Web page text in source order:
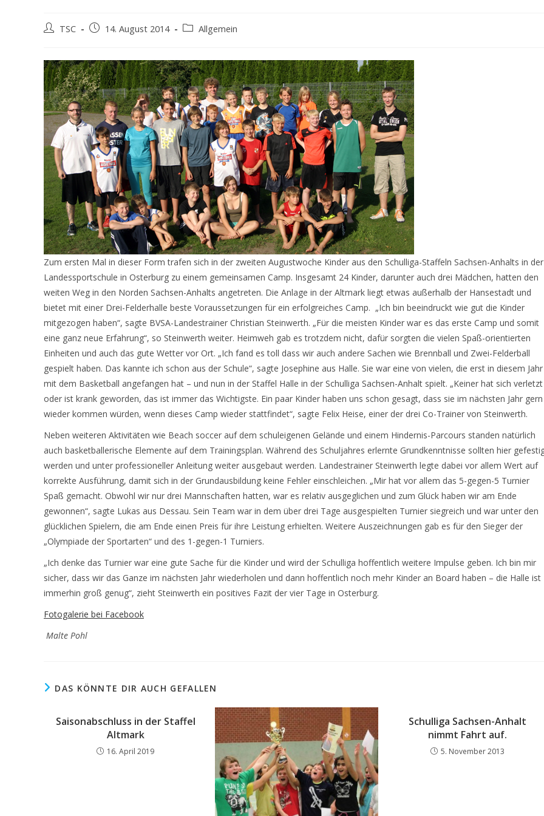
Beitrags-
TSC
Beitrag14. August 2014
Beitrags-
Allgemein
Zum ersten Mal in dieser Form trafen sich in der zweiten Augustwoche Kinder aus den Schulliga-Staffeln Sachsen-Anhalts in der
Landessportschule in Osterburg zu einem gemeinsamen Camp. Insgesamt 24 Kinder, darunter auch drei Mädchen, hatten den
weiten Weg in den Norden Sachsen-Anhalts angetreten. Die Anlage in der Altmark liegt etwas außerhalb der Hansestadt und
bietet mit einer Drei-Felderhalle beste Voraussetzungen für ein erfolgreiches Camp. „Ich bin beeindruckt wie gut die Kinder
mitgezogen haben“, sagte BVSA-Landestrainer Christian Steinwerth. „Für die meisten Kinder war es das erste Camp und somit
eine ganz neue Erfahrung“, so Steinwerth weiter. Heimweh gab es trotzdem nicht, dafür sorgten die vielen Spaß-orientierten
Einheiten und auch das gute Wetter vor Ort. „Ich fand es toll dass wir auch andere Sachen wie Brennball und Zwei-Felderball
gespielt haben. Das kannte ich schon aus der Schule“, sagte Josephine aus Halle. Sie war eine von vielen, die erst in diesem Jahr
mit dem Basketball angefangen hat – und nun in der Staffel Halle in der Schulliga Sachsen-Anhalt spielt. „Keiner hat sich verletzt
oder ist krank geworden, das ist immer das Wichtigste. Ein paar Kinder haben uns schon gesagt, dass sie im nächsten Jahr gern
wieder kommen würden, wenn dieses Camp wieder stattfindet“, sagte Felix Heise, einer der drei Co-Trainer von Steinwerth.
Neben weiteren Aktivitäten wie Beach soccer auf dem schuleigenen Gelände und einem Hindernis-Parcours standen natürlich
auch basketballerische Elemente auf dem Trainingsplan. Während des Schuljahres erlernte Grundkenntnisse sollten hier
werden und unter professioneller Anleitung weiter ausgebaut werden. Landestrainer Steinwerth legte dabei vor allem Wert auf
korrekte Ausführung, damit sich in der Grundausbildung keine Fehler einschleichen. „Mir hat vor allem das 5-gegen-5 Turnier
Spaß gemacht. Obwohl wir nur drei Mannschaften hatten, war es relativ ausgeglichen und zum Glück haben wir am Ende
gewonnen“, sagte Lukas aus Dessau. Sein Team war in dem über drei Tage ausgespielten Turnier siegreich und war unter den
glücklichen Spielern, die am Ende einen Preis für ihre Leistung erhielten. Weitere Auszeichnungen gab es für den Sieger der
„Olympiade der Sportarten“ und des 1-gegen-1 Turniers.
„Ich denke das Turnier war eine gute Sache für die Kinder und wird der Schulliga hoffentlich weitere Impulse geben. Ich bin mir
sicher, dass wir das Ganze im nächsten Jahr wiederholen und dann hoffentlich noch mehr Kinder an Board haben – die Halle ist
immerhin groß genug“, zieht Steinwerth ein positives Fazit der vier Tage in Osterburg.
Fotogalerie bei Facebook
Malte Pohl
DAS KÖNNTE DIR AUCH GEFALLEN
Saisonabschluss in der Staffel
Altmark
16. April 2019
Schulliga Sachsen-Anhalt
nimmt Fahrt auf.
5. November 2013